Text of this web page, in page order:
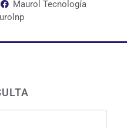
Maurol Tecnología